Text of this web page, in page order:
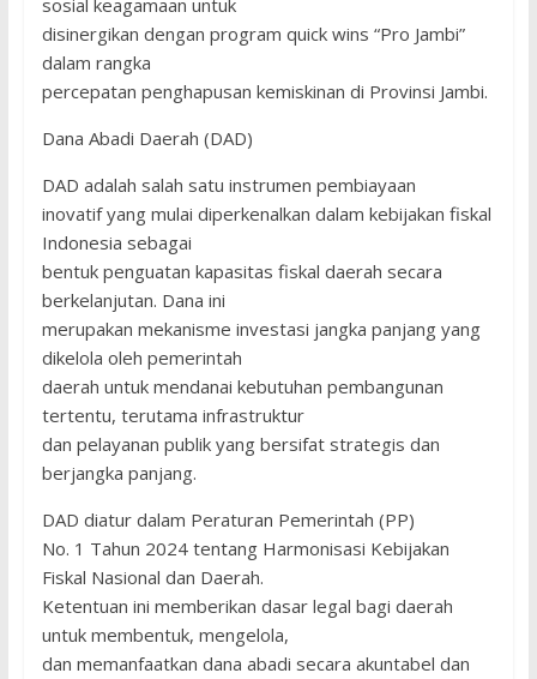
sosial keagamaan untuk
disinergikan dengan program quick wins “Pro Jambi”
dalam rangka
percepatan penghapusan kemiskinan di Provinsi Jambi.
Dana Abadi Daerah (DAD)
DAD adalah salah satu instrumen pembiayaan
inovatif yang mulai diperkenalkan dalam kebijakan fiskal
Indonesia sebagai
bentuk penguatan kapasitas fiskal daerah secara
berkelanjutan. Dana ini
merupakan mekanisme investasi jangka panjang yang
dikelola oleh pemerintah
daerah untuk mendanai kebutuhan pembangunan
tertentu, terutama infrastruktur
dan pelayanan publik yang bersifat strategis dan
berjangka panjang.
DAD diatur dalam Peraturan Pemerintah (PP)
No. 1 Tahun 2024 tentang Harmonisasi Kebijakan
Fiskal Nasional dan Daerah.
Ketentuan ini memberikan dasar legal bagi daerah
untuk membentuk, mengelola,
dan memanfaatkan dana abadi secara akuntabel dan